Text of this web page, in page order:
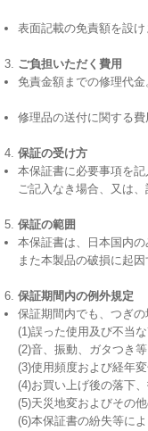
表面記載の免責額を設
ご負担いただく費用
免責金額までの修理代金
修理品の送付に関する
保証の受け方
本保証書に必要事項を
ご記入なき場合、又は
保証の範囲
本保証書は、日本国内
また本製品の破損に起
保証期間内の例外規定
保証期間内でも、つぎの
(1)誤った使用及び不当
(2)音、振動、ガタつき
(3)使用頻度および経年
(4)お買い上げ後の落下
(5)天災地変およびその
(6)本保証書の紛失等に